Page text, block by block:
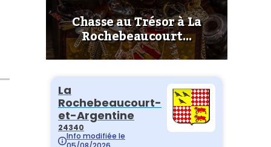
Chasse au Trésor à La
Rochebeaucourt…